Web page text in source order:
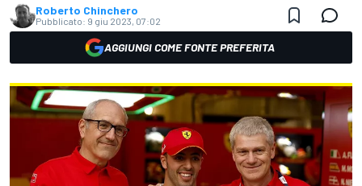
Roberto Chinchero
Pubblicato: 9 giu 2023, 07:02
AGGIUNGI COME FONTE PREFERITA